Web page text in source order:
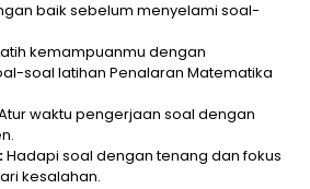
baik sebelum menyelami soal-
kemampuanmu dengan
soal latihan Penalaran Matematika
waktu pengerjaan soal dengan
Hadapi soal dengan tenang dan fokus
kesalahan.